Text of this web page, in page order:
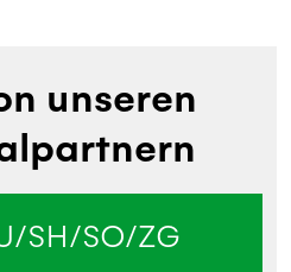
unseren
SH/SO/ZG